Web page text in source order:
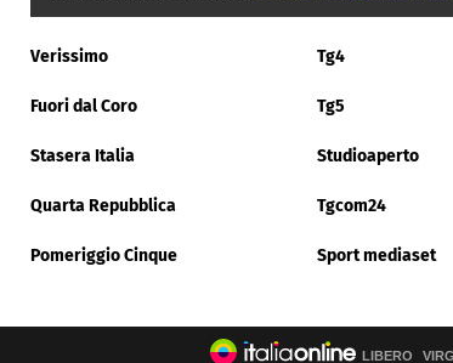
Verissimo Tg4
Fuori dal Coro Tg5
Stasera Italia Studioaperto
Quarta Repubblica Tgcom24
Pomeriggio Cinque Sport mediaset
LIBERO